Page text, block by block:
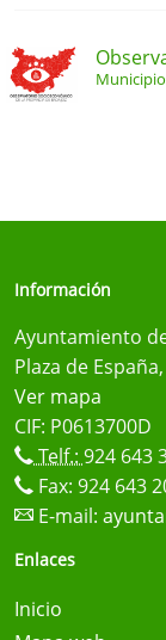
Información
Ayuntamiento
Plaza de
Ver mapa
CIF: P0613700D
Telf.: 924 643
Fax: 924 643
E-mail:
Enlaces
Inicio